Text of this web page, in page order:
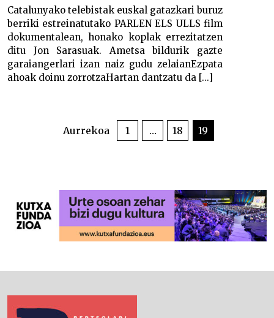
Catalunyako telebistak euskal gatazkari buruz
berriki estreinatutako PARLEN ELS ULLS film
dokumentalean, honako koplak errezitatzen
ditu Jon Sarasuak. Ametsa bildurik gazte
garaiangerlari izan naiz gudu zelaianEzpata
ahoak doinu zorrotzaHartan dantzatu da [...]
PAGINATIONAurrekoa 1 … 18 19